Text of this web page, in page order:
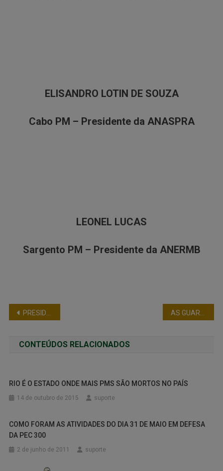
ELISANDRO LOTIN DE SOUZA
Cabo PM – Presidente da ANASPRA
LEONEL LUCAS
Sargento PM – Presidente da ANERMB
PRESIDENTE E DIRETOR DE ASSUNTOS PARLAMENTARES MINISTRAM PALESTRA AOS OFICIAIS DA POLÍCIA MILITAR DO MARANHÃO
CONTEÚDOS RELACIONADOS
RIO É O ESTADO ONDE MAIS PMS SÃO MORTOS NO PAÍS
14 de outubro de 2015 suporte
COMO FORAM AS ATIVIDADES DO DIA 31 DE MAIO EM DEFESA
DA PEC 300
2 de junho de 2011 suporte